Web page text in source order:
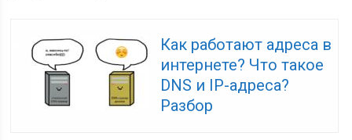
Как работают адреса в
интернете? Что такое
DNS и IP-адреса?
Разбор